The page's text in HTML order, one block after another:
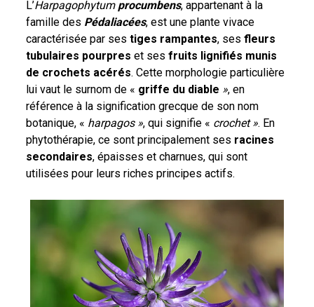
L’Harpagophytum procumbens, appartenant à la
famille des Pédaliacées, est une plante vivace
caractérisée par ses tiges rampantes, ses fleurs
tubulaires pourpres et ses fruits lignifiés munis
de crochets acérés. Cette morphologie particulière
lui vaut le surnom de « griffe du diable », en
référence à la signification grecque de son nom
botanique, « harpagos », qui signifie « crochet ». En
phytothérapie, ce sont principalement ses racines
secondaires, épaisses et charnues, qui sont
utilisées pour leurs riches principes actifs.